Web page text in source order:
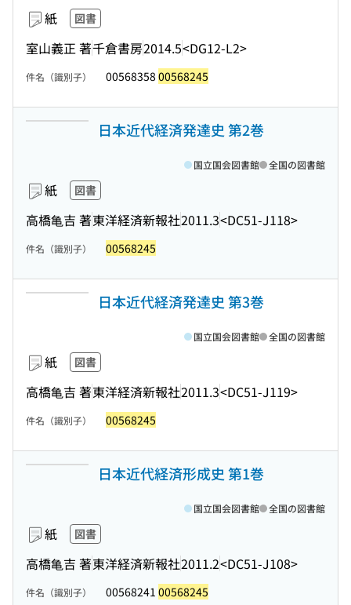
紙 図書
室山義正 著千倉書房2014.5<DG12-L2>
件名（識別子） 00568358 00568245
日本近代経済発達史 第2巻
紙 図書
高橋亀吉 著東洋経済新報社2011.3<DC51-J118>
国立国会図書館 全国の図書館
件名（識別子） 00568245
日本近代経済発達史 第3巻
紙 図書
高橋亀吉 著東洋経済新報社2011.3<DC51-J119>
国立国会図書館 全国の図書館
件名（識別子） 00568245
日本近代経済形成史 第1巻
紙 図書
高橋亀吉 著東洋経済新報社2011.2<DC51-J108>
国立国会図書館 全国の図書館
件名（識別子） 00568241 00568245